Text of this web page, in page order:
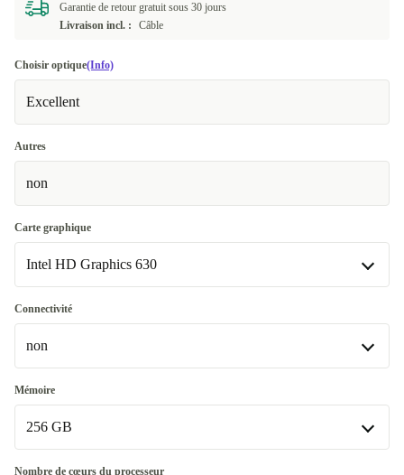
Garantie de retour gratuit sous 30 jours
Livraison incl. :
Câble
Choisir optique(Info)
Excellent
Autres
non
Carte graphique
Intel HD Graphics 630
Intel HD Graphics 630
Disponible dans d'autres variantes
Intel UHD Graphics 630
Connectivité
non
non
Disponible dans d'autres variantes
WiFi 802.11b/g/n, Bluetooth 4.2
Mémoire
256 GB
256 GB
Nombre de cœurs du processeur